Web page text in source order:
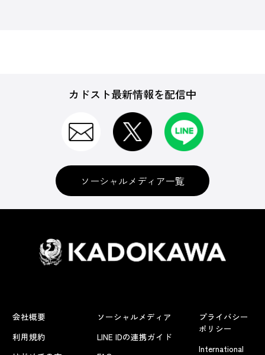
カドスト最新情報を配信中
ソーシャルメディア一覧
会社概要
利用規約
ソーシャルメディア
LINE IDの連携ガイド
プライバシー
ポリシー
International